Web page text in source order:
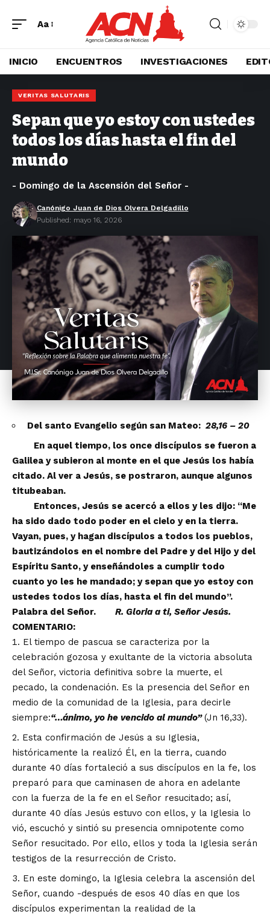
Aa
INICIO ENCUENTROS INVESTIGACIONES
VERITAS SALUTARIS
Sepan que yo estoy con ustedes
todos los días hasta el fin del
mundo
- Domingo de la Ascensión del Señor -
Canónigo Juan de Dios Olvera Delgadillo
Published: mayo 16, 2026
Del santo Evangelio según san Mateo: 28,16 – 20
En aquel tiempo, los once discípulos se fueron a
Galilea y subieron al monte en el que Jesús los había
citado. Al ver a Jesús, se postraron, aunque algunos
titubeaban.
Entonces, Jesús se acercó a ellos y les dijo: “Me
ha sido dado todo poder en el cielo y en la tierra.
Vayan, pues, y hagan discípulos a todos los pueblos,
bautizándolos en el nombre del Padre y del Hijo y del
Espíritu Santo, y enseñándoles a cumplir todo
cuanto yo les he mandado; y sepan que yo estoy con
ustedes todos los días, hasta el fin del mundo”.
Palabra del Señor. R. Gloria a ti, Señor Jesús.
COMENTARIO:
El tiempo de pascua se caracteriza por la
celebración gozosa y exultante de la victoria absoluta
del Señor, victoria definitiva sobre la muerte, el
pecado, la condenación. Es la presencia del Señor en
medio de la comunidad de la Iglesia, para decirle
siempre:“…ánimo, yo he vencido al mundo” (Jn 16,33).
Esta confirmación de Jesús a su Iglesia,
históricamente la realizó Él, en la tierra, cuando
durante 40 días fortaleció a sus discípulos en la fe, los
preparó para que caminasen de ahora en adelante
con la fuerza de la fe en el Señor resucitado; así,
durante 40 días Jesús estuvo con ellos, y la Iglesia lo
vió, escuchó y sintió su presencia omnipotente como
Señor resucitado. Por ello, ellos y toda la Iglesia serán
testigos de la resurrección de Cristo.
En este domingo, la Iglesia celebra la ascensión del
Señor, cuando -después de esos 40 días en que los
discípulos experimentan la realidad de la